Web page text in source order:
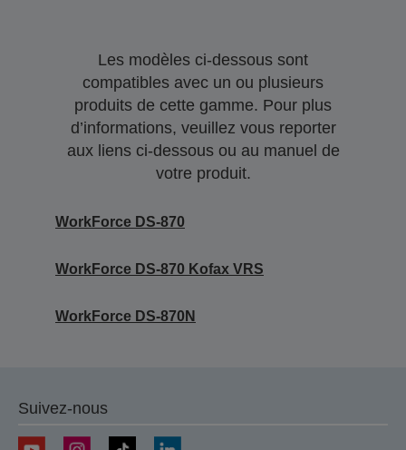
Les modèles ci-dessous sont
compatibles avec un ou plusieurs
produits de cette gamme. Pour plus
d’informations, veuillez vous reporter
aux liens ci-dessous ou au manuel de
votre produit.
WorkForce DS-870
WorkForce DS-870 Kofax VRS
WorkForce DS-870N
Suivez-nous